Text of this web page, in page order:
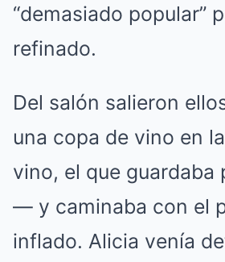
“demasiado popular”
refinado.
Del salón salieron
una copa de vino en
vino, el que guardaba
— y caminaba con el
inflado. Alicia venía